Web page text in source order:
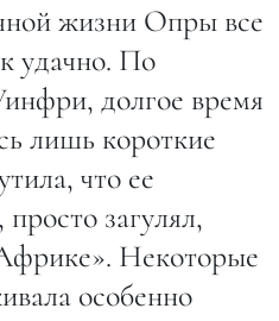
жизни Опры все
удачно. По
долгое время
лишь короткие
что ее
загулял,
Некоторые
особенно